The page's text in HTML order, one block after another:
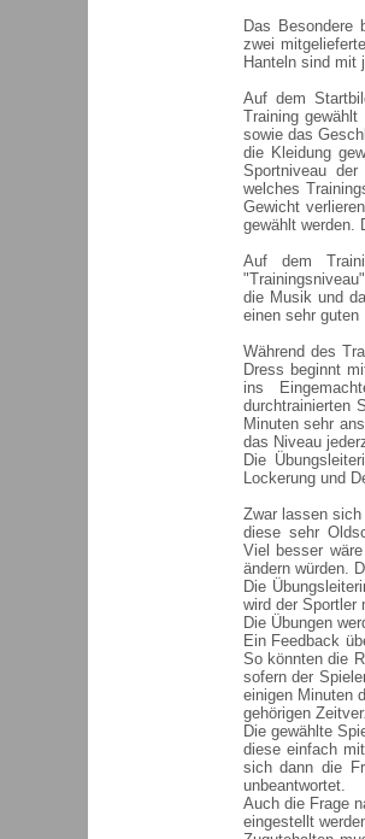
Das Besondere
zwei
Hanteln sind mit
Auf dem
Training
sowie das
die Kleidung
Sportniveau
welches
Gewicht
gewählt werden.
Auf dem
die Musik und
einen sehr guten
Während des
Dress beginnt
ins
durchtrainierten
Minuten sehr
das Niveau
Die
Lockerung und
Zwar lassen
diese sehr
Viel besser
ändern würden.
Die
wird der Sportler
Die Übungen
Ein Feedback
So könnten die
sofern der
einigen Minuten
gehörigen
Die gewählte
diese einfach
sich dann die
unbeantwortet.
Auch die Frage
eingestellt